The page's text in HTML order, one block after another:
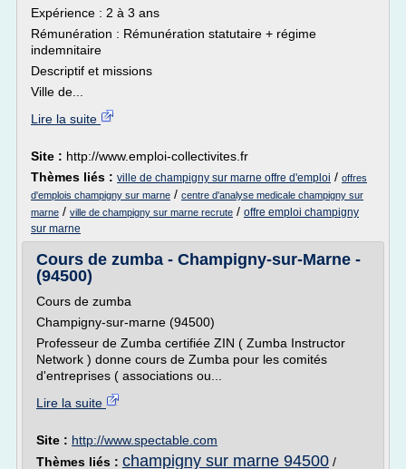
Expérience : 2 à 3 ans
Rémunération : Rémunération statutaire + régime
indemnitaire
Descriptif et missions
Ville de...
Lire la suite
Site : http://www.emploi-collectivites.fr
Thèmes liés : ville de champigny sur marne offre d'emploi / offres
d'emplois champigny sur marne / centre d'analyse medicale champigny sur
marne / ville de champigny sur marne recrute / offre emploi champigny
sur marne
Cours de zumba - Champigny-sur-Marne -
(94500)
Cours de zumba
Champigny-sur-marne (94500)
Professeur de Zumba certifiée ZIN ( Zumba Instructor
Network ) donne cours de Zumba pour les comités
d'entreprises ( associations ou...
Lire la suite
Site : http://www.spectable.com
Thèmes liés : champigny sur marne 94500 /